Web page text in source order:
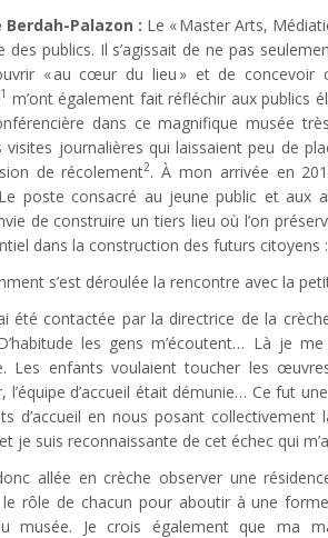
Berdah-Palazon : Le « Master Arts,
des publics. Il s’agissait de ne pas
« au cœur du lieu » et de concevoir
1 m’ont également fait réfléchir aux publics
dans ce magnifique musée
visites journalières qui laissaient peu de
de récolement2. À mon arrivée en
poste consacré au jeune public et aux
de construire un tiers lieu où l’on
dans la construction des futurs
s’est déroulée la rencontre avec la
été contactée par la directrice de la
les gens m’écoutent… Là je
Les enfants voulaient toucher les
l’équipe d’accueil était démunie… Ce fut
d’accueil en nous posant
je suis reconnaissante de cet échec qui
allée en crèche observer une
le rôle de chacun pour aboutir à une
musée. Je crois également que ma